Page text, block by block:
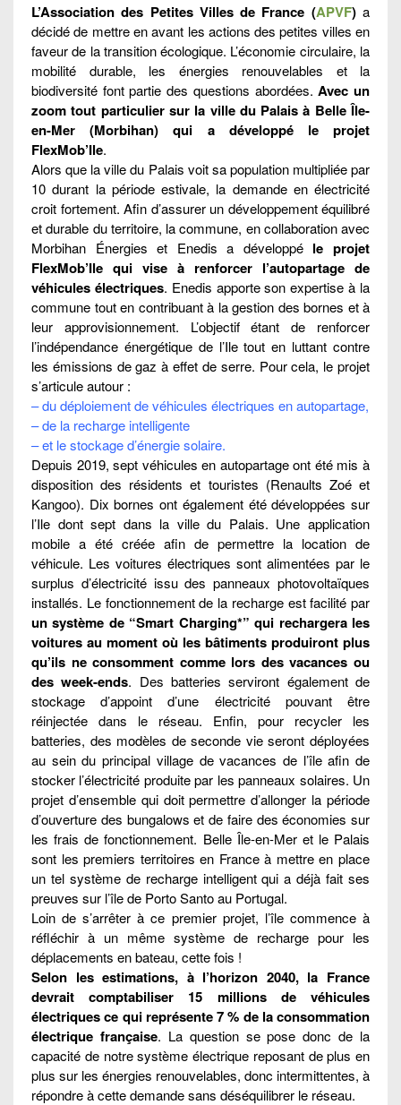
L’Association des Petites Villes de France (APVF)a
décidé de mettre en avant les actions des petites villes en
faveur de la transition écologique. L’économie circulaire, la
mobilité durable, les énergies renouvelables et la
biodiversité font partie des questions abordées.Avec un
zoom tout particulier sur la ville du Palais à Belle Île-
en-Mer (Morbihan) qui a développé le projet
FlexMob’Ile.
Alors que la ville du Palais voit sa population multipliée par
10 durant la période estivale, la demande en électricité
croit fortement. Afin d’assurer un développement équilibré
et durable du territoire, la commune, en collaboration avec
Morbihan Énergies et Enedis a développé le projet
FlexMob’Ile qui vise à renforcer l’autopartage de
véhicules électriques. Enedis apporte son expertise à la
commune tout en contribuant à la gestion des bornes et à
leur approvisionnement. L’objectif étant de renforcer
l’indépendance énergétique de l’Ile tout en luttant contre
les émissions de gaz à effet de serre. Pour cela, le projet
s’articule autour :
– du déploiement de véhicules électriques en autopartage,
– de la recharge intelligente
– et le stockage d’énergie solaire.
Depuis 2019, sept véhicules en autopartage ont été mis à
disposition des résidents et touristes (Renaults Zoé et
Kangoo). Dix bornes ont également été développées sur
l’Ile dont sept dans la ville du Palais. Une application
mobile a été créée afin de permettre la location de
véhicule. Les voitures électriques sont alimentées par le
surplus d’électricité issu des panneaux photovoltaïques
installés. Le fonctionnement de la recharge est facilité par
un système de “Smart Charging*” qui rechargera les
voitures au moment où les bâtiments produiront plus
qu’ils ne consomment comme lors des vacances ou
des week-ends. Des batteries serviront également de
stockage d’appoint d’une électricité pouvant être
réinjectée dans le réseau. Enfin, pour recycler les
batteries, des modèles de seconde vie seront déployées
au sein du principal village de vacances de l’île afin de
stocker l’électricité produite par les panneaux solaires. Un
projet d’ensemble qui doit permettre d’allonger la période
d’ouverture des bungalows et de faire des économies sur
les frais de fonctionnement. Belle Île-en-Mer et le Palais
sont les premiers territoires en France à mettre en place
un tel système de recharge intelligent qui a déjà fait ses
preuves sur l’île de Porto Santo au Portugal.
Loin de s’arrêter à ce premier projet, l’île commence à
réfléchir à un même système de recharge pour les
déplacements en bateau, cette fois !
Selon les estimations, à l’horizon 2040, la France
devrait comptabiliser 15 millions de véhicules
électriques ce qui représente 7 % de la consommation
électrique française. La question se pose donc de la
capacité de notre système électrique reposant de plus en
plus sur les énergies renouvelables, donc intermittentes, à
répondre à cette demande sans déséquilibrer le réseau.